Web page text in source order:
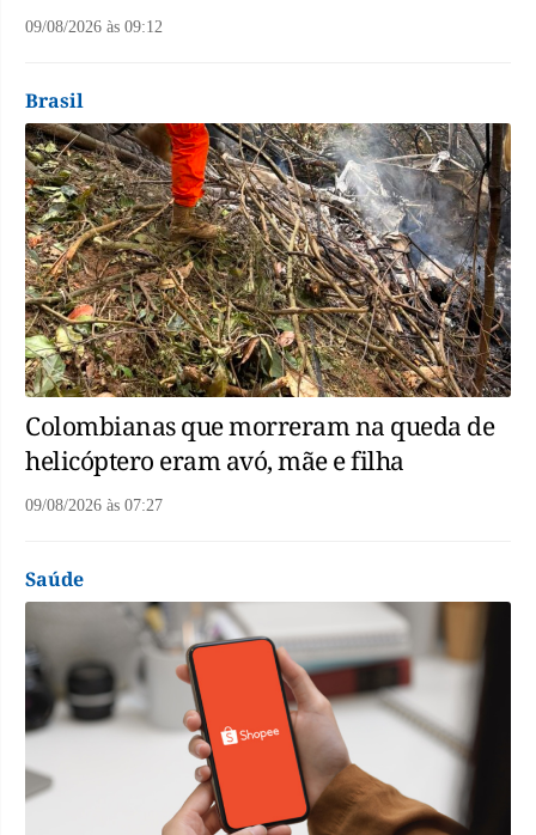
09/08/2026 às 09:12
Brasil
Colombianas que morreram na queda de
helicóptero eram avó, mãe e filha
09/08/2026 às 07:27
Saúde